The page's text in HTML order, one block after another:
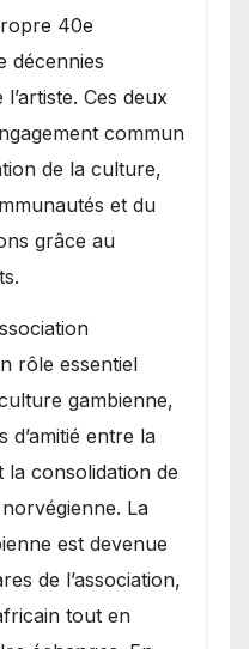
40e
décennies
Ces deux
commun
de la culture,
et du
grâce au
rôle essentiel
gambienne,
d’amitié entre la
la consolidation de
La
est devenue
de l’association,
tout en